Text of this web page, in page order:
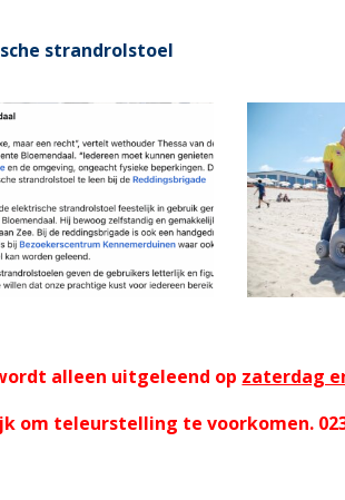
strandrolstoel
alleen uitgeleend op zaterdag
teleurstelling te voorkomen. 023